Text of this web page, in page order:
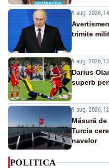
9 aug. 2026,
trimite
9 aug. 2026,
Darius
superb
9 aug. 2026,
Măsură
Turcia
navelor
POLITICA